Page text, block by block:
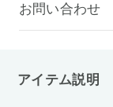
お問い合わせ
アイテム説明